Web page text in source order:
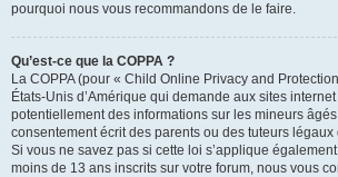
pourquoi nous vous recommandons de le faire.
Qu’est-ce que la COPPA ?
La COPPA (pour « Child Online Privacy and
États-Unis d’Amérique qui demande aux sites
potentiellement des informations sur les mineurs
consentement écrit des parents ou des tuteurs
Si vous ne savez pas si cette loi s’applique
moins de 13 ans inscrits sur votre forum, nous vous